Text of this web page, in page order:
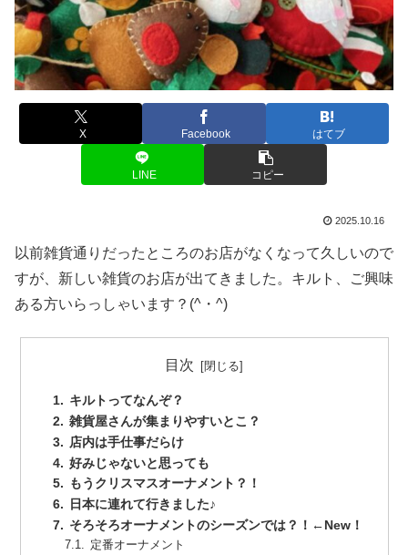
X Facebook はてブ
LINE コピー
2025.10.16
以前雑貨通りだったところのお店がなくなって久しいので
すが、新しい雑貨のお店が出てきました。キルト、ご興味
ある方いらっしゃいます？(^・^)
目次
キルトってなんぞ？
雑貨屋さんが集まりやすいとこ？
店内は手仕事だらけ
好みじゃないと思っても
もうクリスマスオーナメント？！
日本に連れて行きました♪
そろそろオーナメントのシーズンでは？！←New！
定番オーナメント